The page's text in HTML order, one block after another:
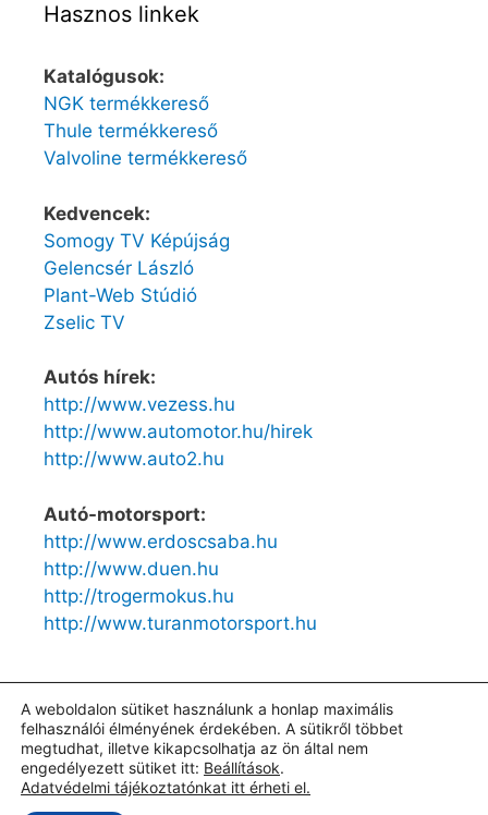
Hasznos linkek
Katalógusok:
NGK termékkereső
Thule termékkereső
Valvoline termékkereső
Kedvencek:
Somogy TV Képújság
Gelencsér László
Plant-Web Stúdió
Zselic TV
Autós hírek:
http://www.vezess.hu
http://www.automotor.hu/hirek
http://www.auto2.hu
Autó-motorsport:
http://www.erdoscsaba.hu
http://www.duen.hu
http://trogermokus.hu
http://www.turanmotorsport.hu
ADATKEZELÉSI tájékoztatóIOldaltérképIImpresszum
Szerecz Autó Kft.
A weboldalon sütiket használunk a honlap maximális
felhasználói élményének érdekében. A sütikről többet
megtudhat, illetve kikapcsolhatja az ön által nem
engedélyezett sütiket itt: Beállítások.
Adatvédelmi tájékoztatónkat itt érheti el.